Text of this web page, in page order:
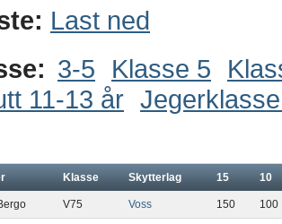
Last ned
3-5 Klasse 5
11-13 år
Klasse Skytterlag 15 10
V75 Voss 150 100